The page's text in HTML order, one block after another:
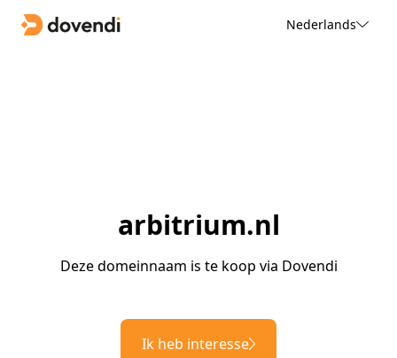
Nederlands
arbitrium.nl
Deze domeinnaam is te koop via Dovendi
Ik heb interesse